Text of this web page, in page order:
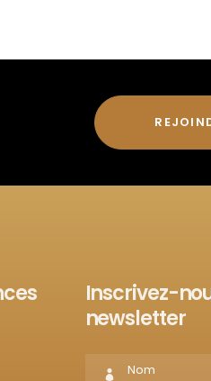
Inscrivez-
newsletter